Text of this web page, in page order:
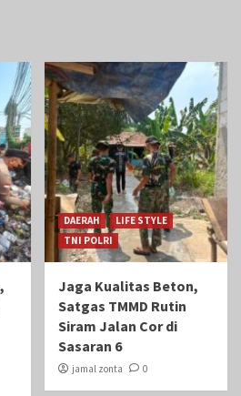
DAERAH
LIFE STYLE
TNI POLRI
Jaga Kualitas Beton,
Satgas TMMD Rutin
Siram Jalan Cor di
Sasaran 6
jamal zonta 0